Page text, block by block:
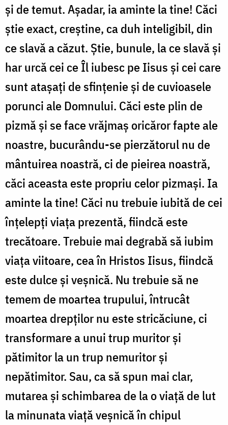
şi de temut. Aşadar, ia aminte la tine! Căci
ştie exact, creştine, ca duh inteligibil, din
ce slavă a căzut. Ştie, bunule, la ce slavă şi
har urcă cei ce Îl iubesc pe Iisus și cei care
sunt atașați de sfinţenie şi de cuvioasele
porunci ale Domnului. Căci este plin de
pizmă şi se face vrăjmaş oricăror fapte ale
noastre, bucurându-se pierzătorul nu de
mântuirea noastră, ci de pieirea noastră,
căci aceasta este propriu celor pizmaşi. Ia
aminte la tine! Căci nu trebuie iubită de cei
înţelepţi viaţa prezentă, fiindcă este
trecătoare. Trebuie mai degrabă să iubim
viaţa viitoare, cea în Hristos Iisus, fiindcă
este dulce şi veşnică. Nu trebuie să ne
temem de moartea trupului, întrucât
moartea drepţilor nu este stricăciune, ci
transformare a unui trup muritor şi
pătimitor la un trup nemuritor şi
nepătimitor. Sau, ca să spun mai clar,
mutarea şi schimbarea de la o viaţă de lut
la minunata viaţă veşnică în chipul